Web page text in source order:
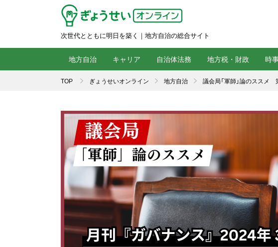
次世代とともに明日を築く｜地方自治の総合サイト
地方自治 キャリア 自治体法務 地方税・財政 時
TOP ぎょうせいオンライン 地方自治 議会局「軍師」論のススメ